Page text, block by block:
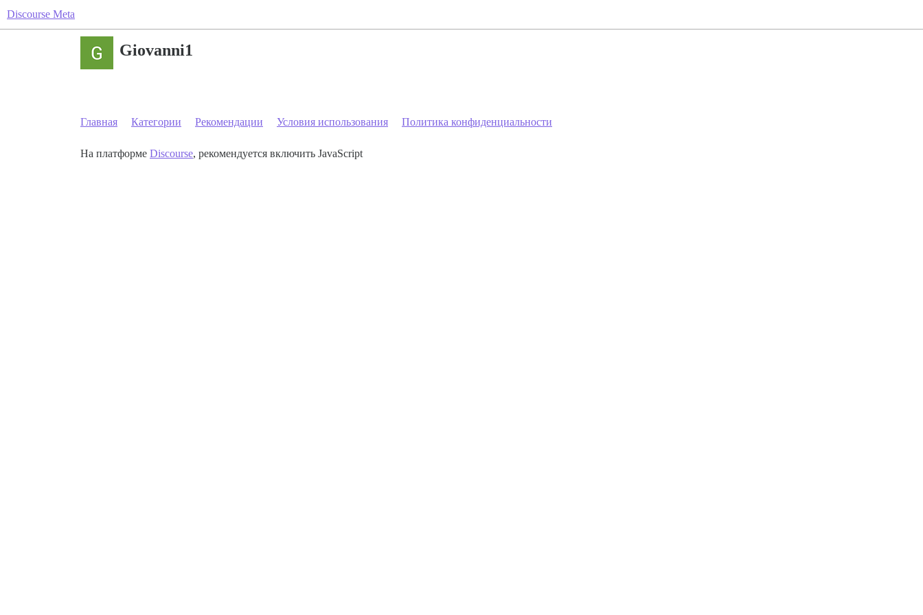
Discourse Meta
Giovanni1
Главная Категории Рекомендации Условия использования Политика конфиденциальности
На платформе Discourse, рекомендуется включить JavaScript